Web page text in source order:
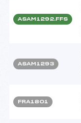
ASAM1292.FFS
ASAM1293
FRA1801